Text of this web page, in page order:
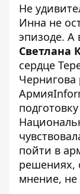
Не
Инна не
эпизоде. А
Светлана
сердце
Чернигова
пойти в
решениях,
мнение, не